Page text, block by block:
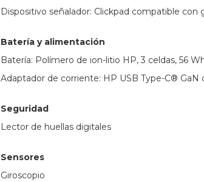
Dispositivo señalador: Clickpad compatible
Batería y alimentación
Batería: Polímero de ion-litio HP, 3 celdas, 56
Adaptador de corriente: HP USB Type-C® GaN
Seguridad
Lector de huellas digitales
Sensores
Giroscopio